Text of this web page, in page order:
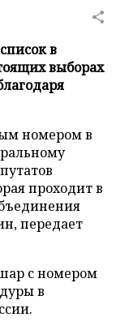
в
выборах
номером в
проходит в
передает
с номером
в